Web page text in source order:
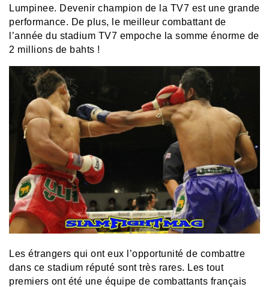
Lumpinee. Devenir champion de la TV7 est une grande
performance. De plus, le meilleur combattant de
l’année du stadium TV7 empoche la somme énorme de
2 millions de bahts !
Les étrangers qui ont eux l’opportunité de combattre
dans ce stadium réputé sont très rares. Les tout
premiers ont été une équipe de combattants français